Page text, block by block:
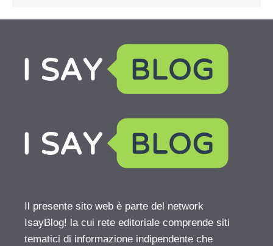
Il presente sito web è parte del network
IsayBlog! la cui rete editoriale comprende siti
tematici di informazione indipendente che